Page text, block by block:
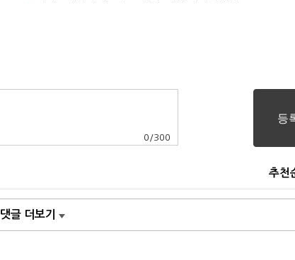
0 /300
추천
댓글 더보기